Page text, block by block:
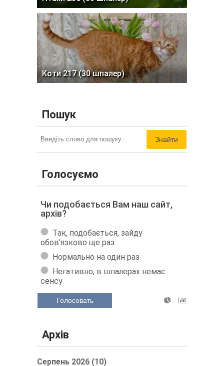
Коти 217 (30 шпалер)
Пошук
Знайти
Голосуємо
Чи подобається Вам наш сайт,
архів?
Так, подобається, зайду
обов'язково ще раз.
Нормально на один раз
Негативно, в шпалерах немає
сенсу
Голосовать
Архів
Серпень 2026 (10)